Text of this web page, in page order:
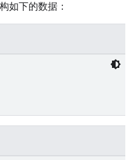
如下的数据：